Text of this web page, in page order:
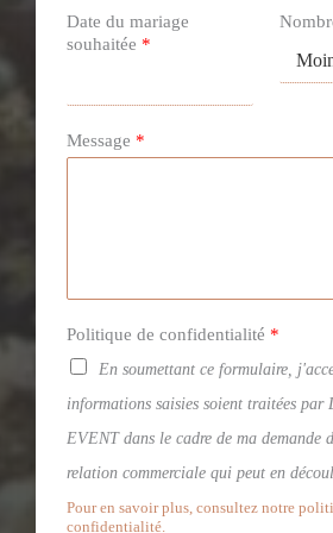
Date du mariage
souhaitée *
Message *
Politique de confidentialité *
En soumettant ce formulaire,
informations saisies soient traitées par
EVENT dans le cadre de ma demande
relation commerciale qui peut en
Pour en savoir plus, consultez notre
confidentialité.